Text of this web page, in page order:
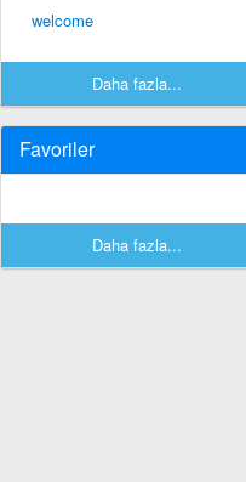
welcome
Daha fazla...
Favoriler
Daha fazla...